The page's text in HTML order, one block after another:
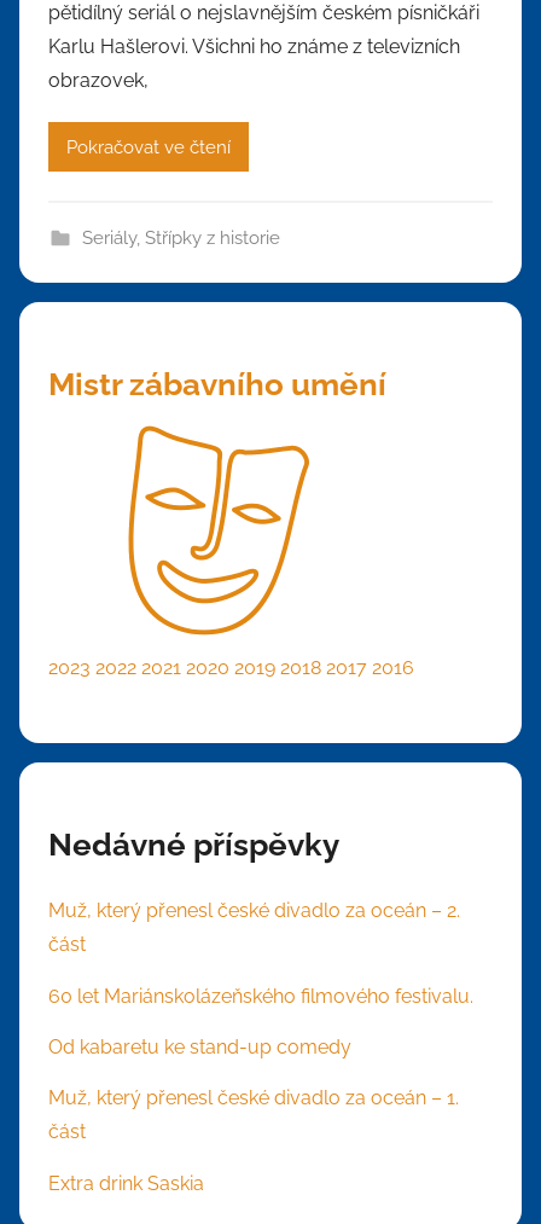
pětidílný seriál o nejslavnějším českém písničkáři
Karlu Hašlerovi. Všichni ho známe z televizních
obrazovek,
Pokračovat ve čtení
Seriály, Střípky z historie
Mistr zábavního umění
2023 2022 2021 2020 2019 2018 2017 2016
Nedávné příspěvky
Muž, který přenesl české divadlo za oceán – 2.
část
60 let Mariánskolázeňského filmového festivalu.
Od kabaretu ke stand-up comedy
Muž, který přenesl české divadlo za oceán – 1.
část
Extra drink Saskia